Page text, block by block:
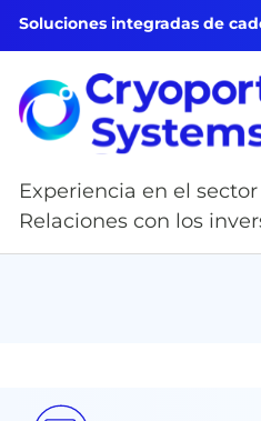
Soluciones integradas de
Experiencia en el sector
Relaciones con los